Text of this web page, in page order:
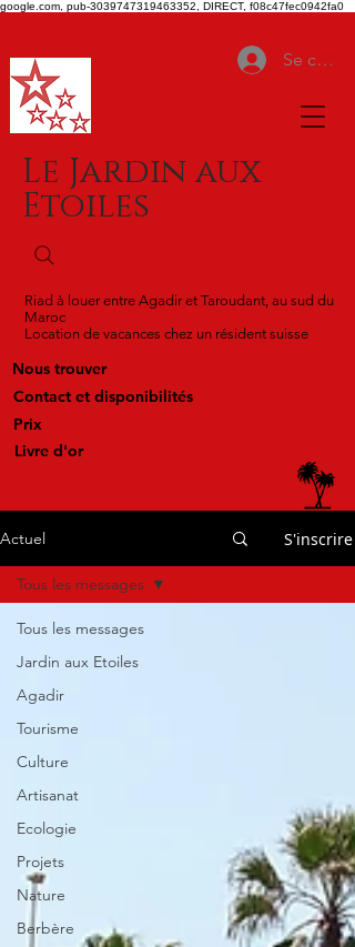
google.com, pub-3039747319463352, DIRECT, f08c47fec0942fa0
Se
Le Jardin aux
Etoiles
Riad à louer entre Agadir et Taroudant, au sud du
Maroc
Location de vacances chez un résident suisse
Nous trouver
Contact et disponibilités
Prix
Livre d'or
Actuel S'inscrire
Tous les messages
Jardin aux Etoiles
Agadir
Tourisme
Culture
Artisanat
Ecologie
Projets
Nature
Berbère
Tous les messages